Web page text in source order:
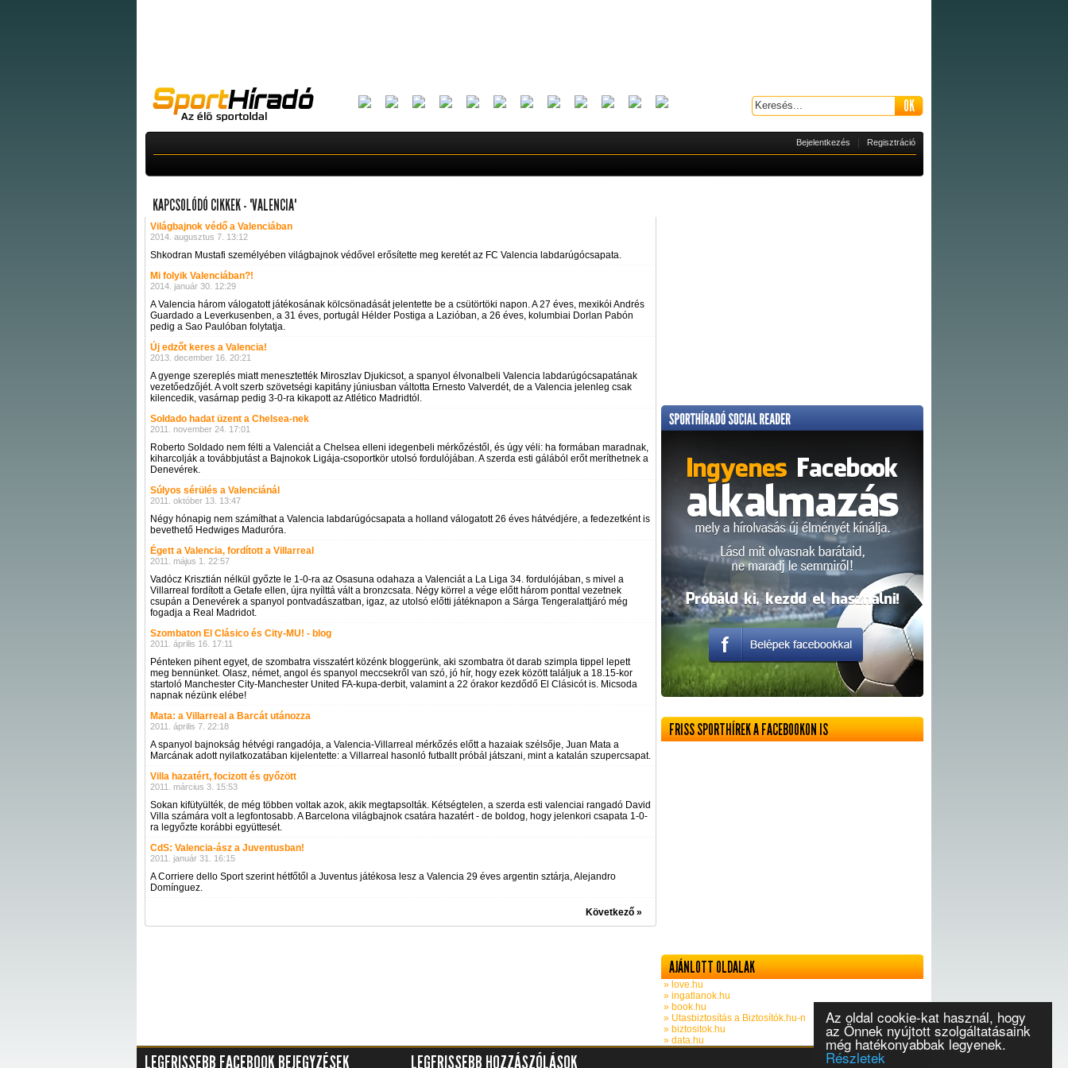
Az oldal cookie-kat használ, hogy
az Önnek nyújtott szolgáltatásaink
még hatékonyabbak legyenek.
Részletek
Bejelentkezés Regisztráció
KAPCSOLÓDÓ CIKKEK - "VALENCIA"
Világbajnok védő a Valenciában
2014. augusztus 7. 13:12
Shkodran Mustafi személyében világbajnok védővel erősítette meg keretét az FC Valencia labdarúgócsapata.
Mi folyik Valenciában?!
2014. január 30. 12:29
A Valencia három válogatott játékosának kölcsönadását jelentette be a csütörtöki napon. A 27 éves, mexikói Andrés
Guardado a Leverkusenben, a 31 éves, portugál Hélder Postiga a Lazióban, a 26 éves, kolumbiai Dorlan Pabón
pedig a Sao Paulóban folytatja.
Új edzőt keres a Valencia!
2013. december 16. 20:21
A gyenge szereplés miatt menesztették Miroszlav Djukicsot, a spanyol élvonalbeli Valencia labdarúgócsapatának
vezetőedzőjét. A volt szerb szövetségi kapitány júniusban váltotta Ernesto Valverdét, de a Valencia jelenleg csak
kilencedik, vasárnap pedig 3-0-ra kikapott az Atlético Madridtól.
Soldado hadat üzent a Chelsea-nek
2011. november 24. 17:01
Roberto Soldado nem félti a Valenciát a Chelsea elleni idegenbeli mérkőzéstől, és úgy véli: ha formában maradnak,
kiharcolják a továbbjutást a Bajnokok Ligája-csoportkör utolsó fordulójában. A szerda esti gálából erőt meríthetnek a
Denevérek.
Súlyos sérülés a Valenciánál
2011. október 13. 13:47
Négy hónapig nem számíthat a Valencia labdarúgócsapata a holland válogatott 26 éves hátvédjére, a fedezetként is
bevethető Hedwiges Maduróra.
Égett a Valencia, fordított a Villarreal
2011. május 1. 22:57
Vadócz Krisztián nélkül győzte le 1-0-ra az Osasuna odahaza a Valenciát a La Liga 34. fordulójában, s mivel a
Villarreal fordított a Getafe ellen, újra nyílttá vált a bronzcsata. Négy körrel a vége előtt három ponttal vezetnek
csupán a Denevérek a spanyol pontvadászatban, igaz, az utolsó előtti játéknapon a Sárga Tengeralattjáró még
fogadja a Real Madridot.
Szombaton El Clásico és City-MU! - blog
2011. április 16. 17:11
Pénteken pihent egyet, de szombatra visszatért közénk bloggerünk, aki szombatra öt darab szimpla tippel lepett
meg bennünket. Olasz, német, angol és spanyol meccsekről van szó, jó hír, hogy ezek között találjuk a 18.15-kor
startoló Manchester City-Manchester United FA-kupa-derbit, valamint a 22 órakor kezdődő El Clásicót is. Micsoda
napnak nézünk elébe!
Mata: a Villarreal a Barcát utánozza
2011. április 7. 22:18
A spanyol bajnokság hétvégi rangadója, a Valencia-Villarreal mérkőzés előtt a hazaiak szélsője, Juan Mata a
Marcának adott nyilatkozatában kijelentette: a Villarreal hasonló futballt próbál játszani, mint a katalán szupercsapat.
Villa hazatért, focizott és győzött
2011. március 3. 15:53
Sokan kifütyülték, de még többen voltak azok, akik megtapsolták. Kétségtelen, a szerda esti valenciai rangadó David
Villa számára volt a legfontosabb. A Barcelona világbajnok csatára hazatért - de boldog, hogy jelenkori csapata 1-0-
ra legyőzte korábbi együttesét.
CdS: Valencia-ász a Juventusban!
2011. január 31. 16:15
A Corriere dello Sport szerint hétfőtől a Juventus játékosa lesz a Valencia 29 éves argentin sztárja, Alejandro
Domínguez.
Következő »
FRISS SPORTHÍREK A FACEBOOKON IS
AJÁNLOTT OLDALAK
» love.hu
» ingatlanok.hu
» book.hu
» Utasbiztosítás a Biztosítók.hu-n
» biztositok.hu
» data.hu
LEGFRISSEBB FACEBOOK BEJEGYZÉSEK LEGFRISSEBB HOZZÁSZÓLÁSOK